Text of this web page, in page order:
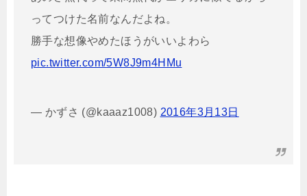
ってつけた名前なんだよね。
勝手な想像やめたほうがいいよわら
pic.twitter.com/5W8J9m4HMu
— かずさ (@kaaaz1008) 2016年3月13日